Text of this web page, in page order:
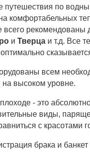
путешествия по
комфортабельных
всего рекомендованы
и Тверца и т.д. Все
всем
высоком уровне.
- это
виды,
с красотами
брака и